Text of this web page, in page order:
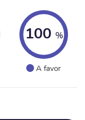
100 %
A favor